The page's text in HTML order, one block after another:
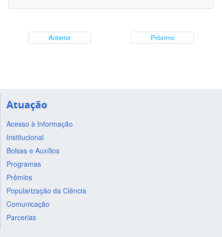
Anterior Próximo
Atuação
Acesso à Informação
Institucional
Bolsas e Auxílios
Programas
Prêmios
Popularização da Ciência
Comunicação
Parcerias